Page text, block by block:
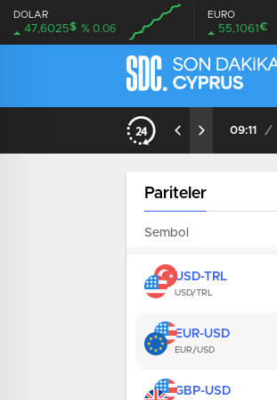
DOLAR
47,6025$ % 0.06
EURO
55,1061€
09:11 /
Pariteler
Sembol
USD-TRL
USD/TRL
EUR-USD
EUR/USD
GBP-USD